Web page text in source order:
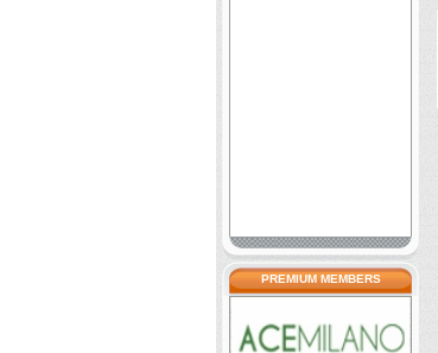
PREMIUM MEMBERS